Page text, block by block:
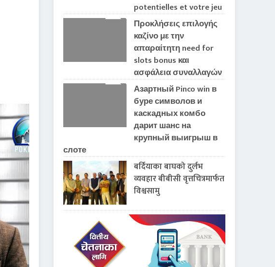
potentielles et votre jeu
Προκλήσεις επιλογής
καζίνο με την
απαραίτητη need for
slots bonus και
ασφάλεια συναλλαγών
Азартный Pinco win в
буре символов и
каскадных комбо
дарит шанс на
крупный выигрыш в
слоте
बर्दियाका बाघको दुर्लभ
व्यवहार बीबीसी वृत्तचित्रमार्फत
विश्वसामु